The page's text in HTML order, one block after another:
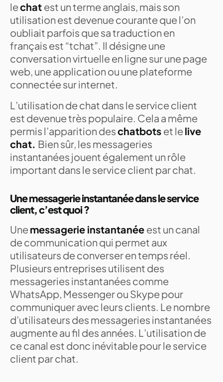
lechat est un terme anglais, mais son
utilisation est devenue courante que l’on
oubliait parfois que sa traduction en
français est “tchat”. Il désigne une
conversation virtuelle en ligne sur une page
web, une application ou une plateforme
connectée sur internet.
L’utilisation de chat dans le service client
est devenue très populaire. Cela a même
permis l’apparition deschatbots et lelive
chat. Bien sûr, les messageries
instantanées jouent également un rôle
important dans le service client par chat.
Une messagerie instantanée dans le service
client, c’est quoi ?
Unemessagerie instantanée est un canal
de communication qui permet aux
utilisateurs de converser en temps réel.
Plusieurs entreprises utilisent des
messageries instantanées comme
WhatsApp, Messenger ou Skype pour
communiquer avec leurs clients. Le nombre
d’utilisateurs des messageries instantanées
augmente au fil des années. L’utilisation de
ce canal est donc inévitable pour le service
client par chat.